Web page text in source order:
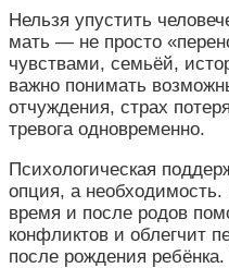
Нельзя упустить
мать — не просто
чувствами, семьёй,
важно понимать
отчуждения, страх
тревога одновременно.
Психологическая
опция, а
время и после родов
конфликтов и облегчит
после рождения ребёнка.